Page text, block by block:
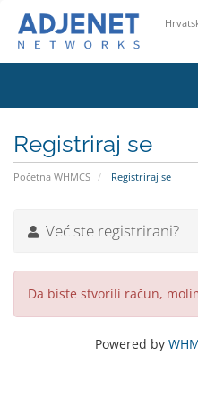
Registriraj se
Početna WHMCS Registriraj se
Već ste registrirani?
Da biste stvorili račun,
Powered by